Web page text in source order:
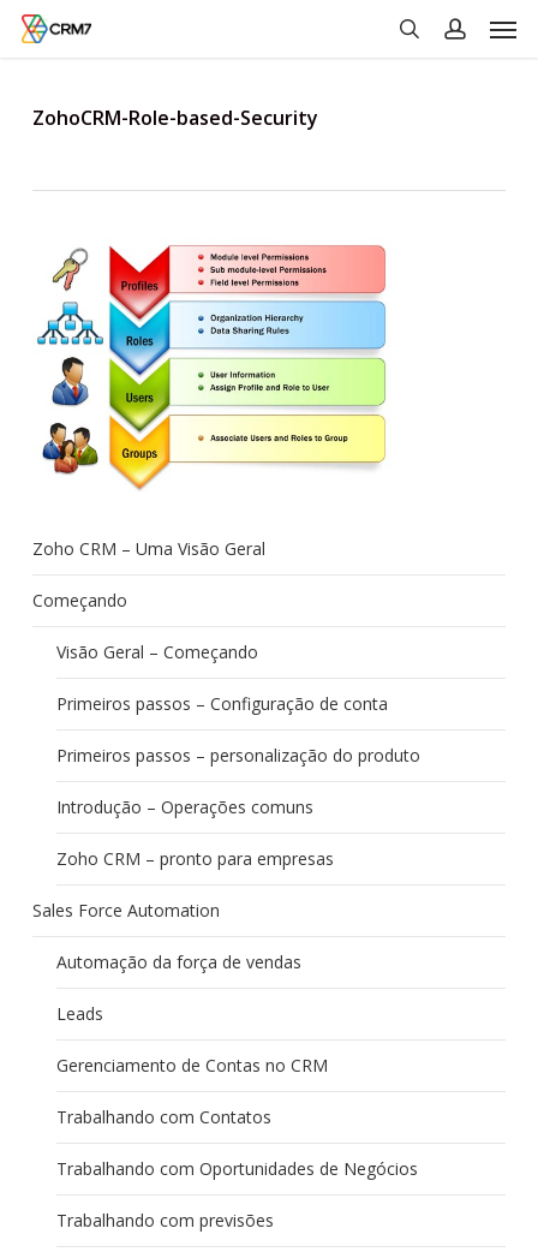
Skip
contentZohoCRM-Role-based-Security
Zoho CRM – Uma Visão Geral
Começando
Visão Geral – Começando
Primeiros passos – Configuração de conta
Primeiros passos – personalização do produto
Introdução – Operações comuns
Zoho CRM – pronto para empresas
Sales Force Automation
Automação da força de vendas
Leads
Gerenciamento de Contas no CRM
Trabalhando com Contatos
Trabalhando com Oportunidades de Negócios
Trabalhando com previsões